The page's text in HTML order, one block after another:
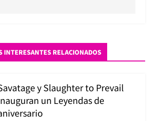
INTERESANTES RELACIONADOS
y Slaughter to Prevail
un Leyendas de